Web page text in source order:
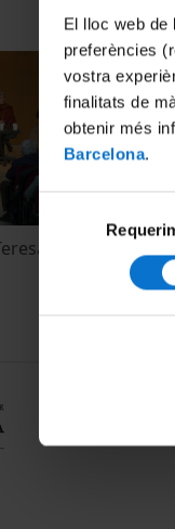
El lloc web
preferències
vostra
finalitats de
obtenir més
Barcelona.
de
consentiment
Vinyoles